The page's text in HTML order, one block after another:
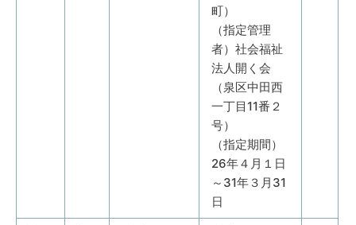
町）
（指定管理
者）社会福祉
法人開く会
（泉区中田西
一丁目11番２
号）
（指定期間）
26年４月１日
～31年３月31
日